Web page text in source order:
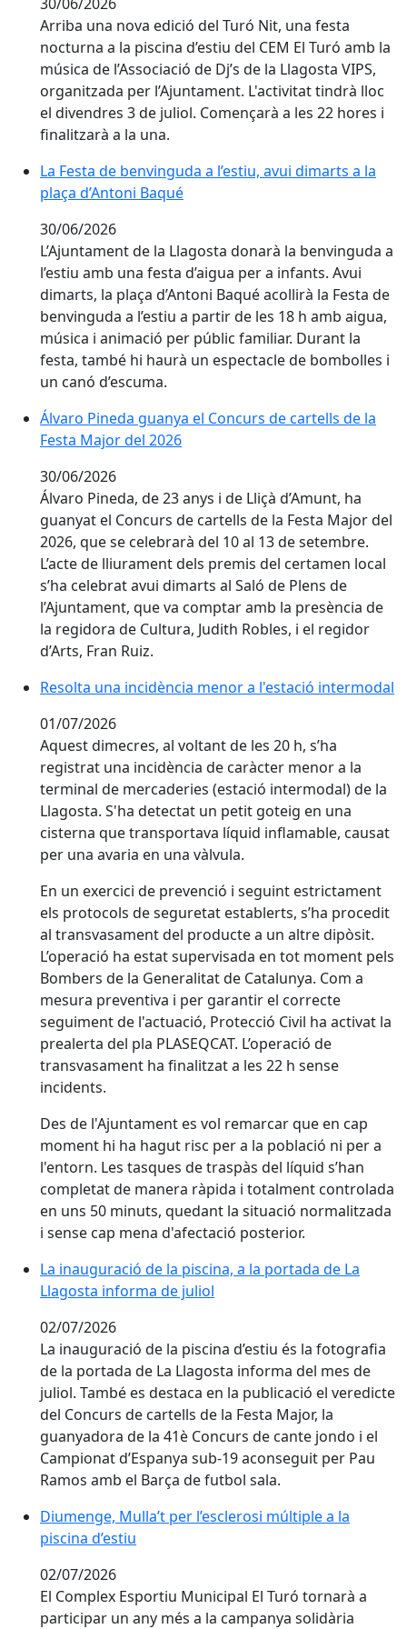
Arriba una nova edició del Turó Nit, una festa
nocturna a la piscina d’estiu del CEM El Turó amb la
música de l’Associació de Dj’s de la Llagosta VIPS,
organitzada per l’Ajuntament. L'activitat tindrà lloc
el divendres 3 de juliol. Començarà a les 22 hores i
finalitzarà a la una.
La Festa de benvinguda a l’estiu, avui dimarts a la
plaça d’Antoni Baqué
30/06/2026
L’Ajuntament de la Llagosta donarà la benvinguda a
l’estiu amb una festa d’aigua per a infants. Avui
dimarts, la plaça d’Antoni Baqué acollirà la Festa de
benvinguda a l’estiu a partir de les 18 h amb aigua,
música i animació per públic familiar. Durant la
festa, també hi haurà un espectacle de bombolles i
un canó d’escuma.
Álvaro Pineda guanya el Concurs de cartells de la
Álvaro Pineda guanya el Concurs de cartells de la
Festa Major del 2026
30/06/2026
Álvaro Pineda, de 23 anys i de Lliçà d’Amunt, ha
guanyat el Concurs de cartells de la Festa Major del
2026, que se celebrarà del 10 al 13 de setembre.
L’acte de lliurament dels premis del certamen local
s’ha celebrat avui dimarts al Saló de Plens de
l’Ajuntament, que va comptar amb la presència de
la regidora de Cultura, Judith Robles, i el regidor
d’Arts, Fran Ruiz.
Resolta una incidència menor a l'estació intermodal
01/07/2026
Aquest dimecres, al voltant de les 20 h, s’ha
registrat una incidència de caràcter menor a la
terminal de mercaderies (estació intermodal) de la
Llagosta. S'ha detectat un petit goteig en una
cisterna que transportava líquid inflamable, causat
per una avaria en una vàlvula.
En un exercici de prevenció i seguint estrictament
els protocols de seguretat establerts, s’ha procedit
al transvasament del producte a un altre dipòsit.
L’operació ha estat supervisada en tot moment pels
Bombers de la Generalitat de Catalunya. Com a
mesura preventiva i per garantir el correcte
seguiment de l'actuació, Protecció Civil ha activat la
prealerta del pla PLASEQCAT. L’operació de
transvasament ha finalitzat a les 22 h sense
incidents.
Des de l'Ajuntament es vol remarcar que en cap
moment hi ha hagut risc per a la població ni per a
l'entorn. Les tasques de traspàs del líquid s’han
completat de manera ràpida i totalment controlada
en uns 50 minuts, quedant la situació normalitzada
i sense cap mena d'afectació posterior.
La inauguració de la piscina, a la portada de La
La inauguració de la piscina, a la portada de La
Llagosta informa de juliol
02/07/2026
La inauguració de la piscina d’estiu és la fotografia
de la portada de La Llagosta informa del mes de
juliol. També es destaca en la publicació el veredicte
del Concurs de cartells de la Festa Major, la
guanyadora de la 41è Concurs de cante jondo i el
Campionat d’Espanya sub-19 aconseguit per Pau
Ramos amb el Barça de futbol sala.
Diumenge, Mulla’t per l’esclerosi múltiple a la piscina
Diumenge, Mulla’t per l’esclerosi múltiple a la
piscina d’estiu
02/07/2026
El Complex Esportiu Municipal El Turó tornarà a
participar un any més a la campanya solidària